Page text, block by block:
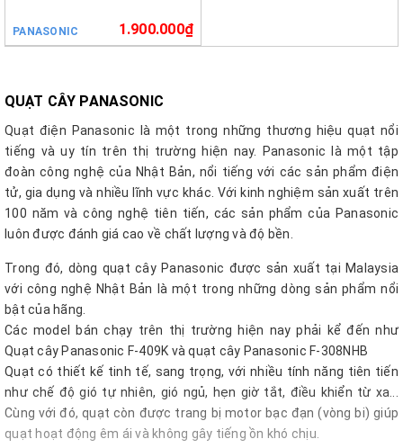
PANASONIC 1.900.000₫
QUẠT CÂY PANASONIC
Quạt điện Panasonic là một trong những thương hiệu quạt nổi
tiếng và uy tín trên thị trường hiện nay. Panasonic là một tập
đoàn công nghệ của Nhật Bản, nổi tiếng với các sản phẩm điện
tử, gia dụng và nhiều lĩnh vực khác. Với kinh nghiệm sản xuất trên
100 năm và công nghệ tiên tiến, các sản phẩm của Panasonic
luôn được đánh giá cao về chất lượng và độ bền.
Trong đó, dòng quạt cây Panasonic được sản xuất tại Malaysia
với công nghệ Nhật Bản là một trong những dòng sản phẩm nổi
bật của hãng.
Các model bán chạy trên thị trường hiện nay phải kể đến như
Quạt cây Panasonic F-409K và quạt cây Panasonic F-308NHB
Quạt có thiết kế tinh tế, sang trọng, với nhiều tính năng tiên tiến
như chế độ gió tự nhiên, gió ngủ, hẹn giờ tắt, điều khiển từ xa...
Cùng với đó, quạt còn được trang bị motor bạc đạn (vòng bi) giúp
quạt hoạt động êm ái và không gây tiếng ồn khó chịu.